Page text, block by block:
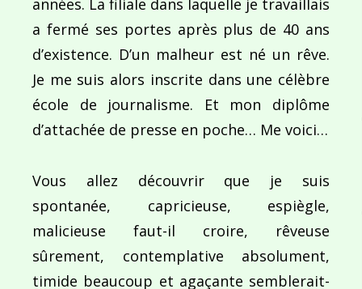
Navigation
l’article
Episode 5 : Le Trophée Roses des Sables, une
années. La filiale dans laquelle je travaillais
a fermé ses portes après plus de 40 ans
d’existence. D’un malheur est né un rêve.
Je me suis alors inscrite dans une célèbre
école de journalisme. Et mon diplôme
d’attachée de presse en poche… Me voici…
Vous allez découvrir que je suis
spontanée, capricieuse, espiègle,
malicieuse faut-il croire, rêveuse
sûrement, contemplative absolument,
timide beaucoup et agaçante semblerait-